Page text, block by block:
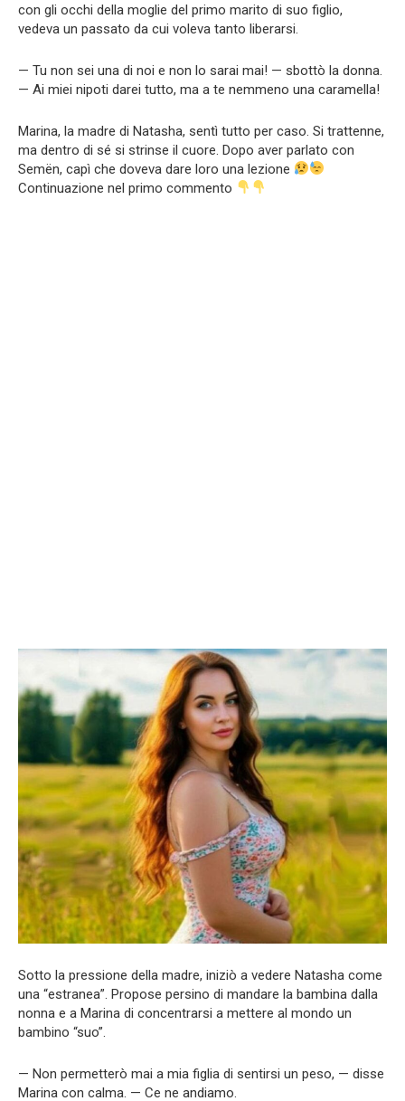
con gli occhi della moglie del primo marito di suo figlio,
vedeva un passato da cui voleva tanto liberarsi.
— Tu non sei una di noi e non lo sarai mai! — sbottò la donna.
— Ai miei nipoti darei tutto, ma a te nemmeno una caramella!
Marina, la madre di Natasha, sentì tutto per caso. Si trattenne,
ma dentro di sé si strinse il cuore. Dopo aver parlato con
Semën, capì che doveva dare loro una lezione
Continuazione nel primo commento
Sotto la pressione della madre, iniziò a vedere Natasha come
una “estranea”. Propose persino di mandare la bambina dalla
nonna e a Marina di concentrarsi a mettere al mondo un
bambino “suo”.
— Non permetterò mai a mia figlia di sentirsi un peso, — disse
Marina con calma. — Ce ne andiamo.